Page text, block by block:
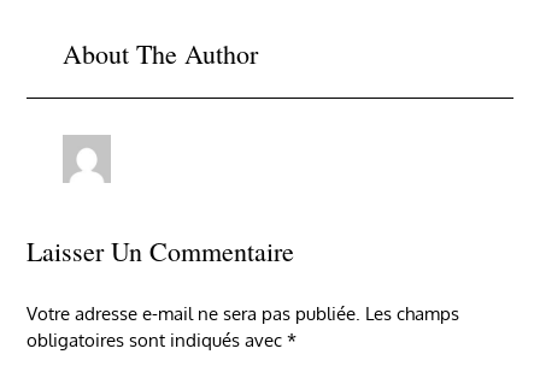
About The Author
Laisser Un Commentaire
Votre adresse e-mail ne sera pas publiée. Les champs
obligatoires sont indiqués avec*